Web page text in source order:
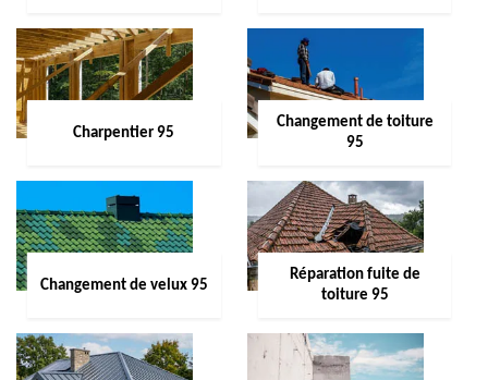
Charpentier 95
Changement de toiture
95
Changement de velux 95
Réparation fuite de
toiture 95